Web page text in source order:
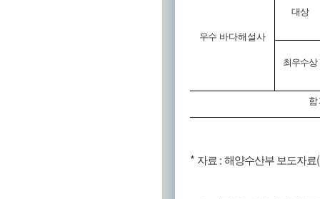
우수 바다해설사
대상
최우수상
합
* 자료 : 해양수산부 보도자료